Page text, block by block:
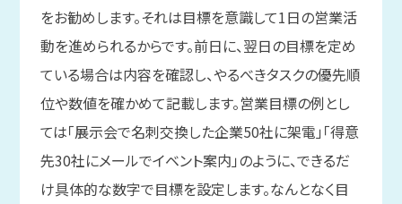
をお勧めします。それは目標を意識して1日の営業活
動を進められるからです。前日に、翌日の目標を定め
ている場合は内容を確認し、やるべきタスクの優先順
位や数値を確かめて記載します。営業目標の例とし
ては「展示会で名刺交換した企業50社に架電」「得意
先30社にメールでイベント案内」のように、できるだ
け具体的な数字で目標を設定します。なんとなく目